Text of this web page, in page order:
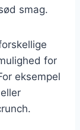
smag.
for
eksempel